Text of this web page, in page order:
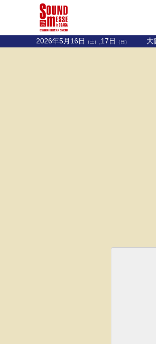
2026年5月16日 （土） ,17日 （日） 大